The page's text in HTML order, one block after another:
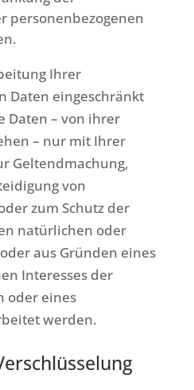
personenbezogenen
Ihrer
Daten eingeschränkt
Daten – von ihrer
– nur mit Ihrer
Geltendmachung,
von
zum Schutz der
natürlichen oder
aus Gründen eines
Interesses der
oder eines
werden.